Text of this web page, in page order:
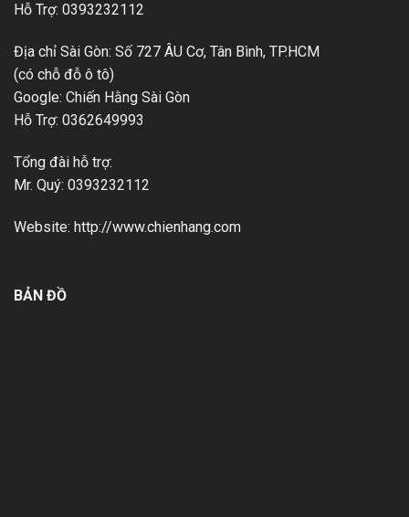
Hỗ Trợ: 0393232112
Địa chỉ Sài Gòn: Số 727 ÂU Cơ, Tân Bình, TP.HCM
(có chỗ đỗ ô tô)
Google: Chiến Hằng Sài Gòn
Hỗ Trợ: 0362649993
Tổng đài hỗ trợ:
Mr. Quý: 0393232112
Website: http://www.chienhang.com
BẢN ĐỒ